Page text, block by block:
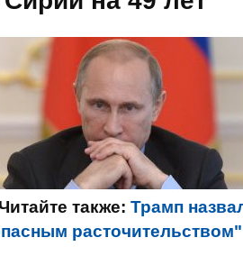
Читайте также: Трамп
расточительством"